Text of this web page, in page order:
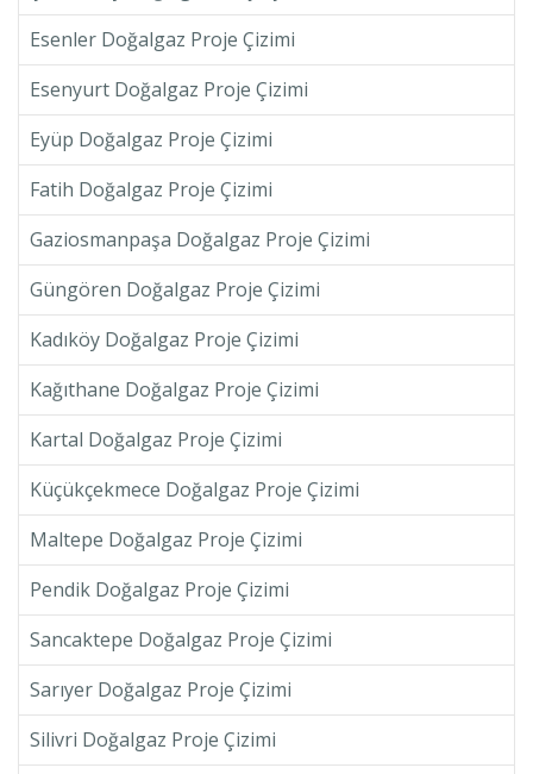
Esenler Doğalgaz Proje Çizimi
Esenyurt Doğalgaz Proje Çizimi
Eyüp Doğalgaz Proje Çizimi
Fatih Doğalgaz Proje Çizimi
Gaziosmanpaşa Doğalgaz Proje Çizimi
Güngören Doğalgaz Proje Çizimi
Kadıköy Doğalgaz Proje Çizimi
Kağıthane Doğalgaz Proje Çizimi
Kartal Doğalgaz Proje Çizimi
Küçükçekmece Doğalgaz Proje Çizimi
Maltepe Doğalgaz Proje Çizimi
Pendik Doğalgaz Proje Çizimi
Sancaktepe Doğalgaz Proje Çizimi
Sarıyer Doğalgaz Proje Çizimi
Silivri Doğalgaz Proje Çizimi